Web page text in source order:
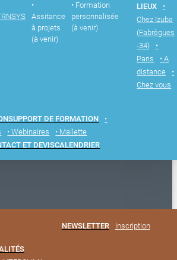
•
Assitance
à projets
(à venir)
• Formation
personnalisée
(à venir)
LIEUX
•
Chez Izuba
(Fabrègues
-34)
•
Paris
• A
distance
•
Chez vous
SUPPORT DE FORMATION
•
• Webinaires
• Mallette
ET DEVISCALENDRIER
NEWSLETTER Inscription